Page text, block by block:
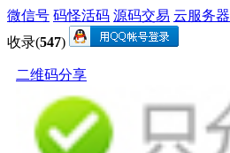
微信号 码怪活码 源码交易 云服务器
收录(547)
二维码分享